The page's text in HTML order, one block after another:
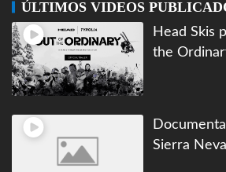
ÚLTIMOS VIDEOS
Head Skis
the
Sierra